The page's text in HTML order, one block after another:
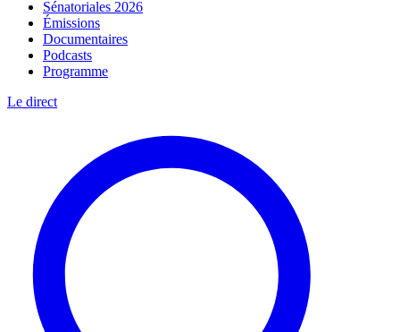
Sénatoriales 2026
Émissions
Documentaires
Podcasts
Programme
Le direct